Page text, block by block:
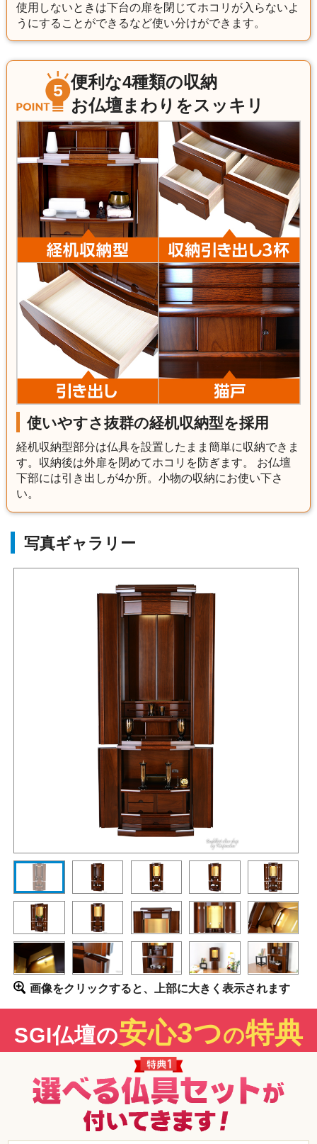
使用しないときは下台の扉を閉じてホコリが入らないよ
うにすることができるなど使い分けができます。
便利な4種類の収納
お仏壇まわりをスッキリ
使いやすさ抜群の経机収納型を採用
経机収納型部分は仏具を設置したまま簡単に収納できま
す。収納後は外扉を閉めてホコリを防ぎます。 お仏壇
下部には引き出しが4か所。小物の収納にお使い下さ
い。
写真ギャラリー
画像をクリックすると、上部に大きく表示されます
SGI仏壇の安心3つの特典